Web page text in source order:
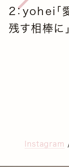
2：yohei「
残す相棒に」
Instagram